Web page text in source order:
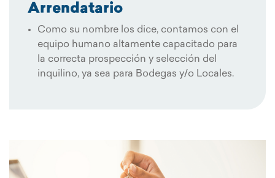
Arrendatario
Como su nombre los dice, contamos con el
equipo humano altamente capacitado para
la correcta prospección y selección del
inquilino, ya sea para Bodegas y/o Locales.